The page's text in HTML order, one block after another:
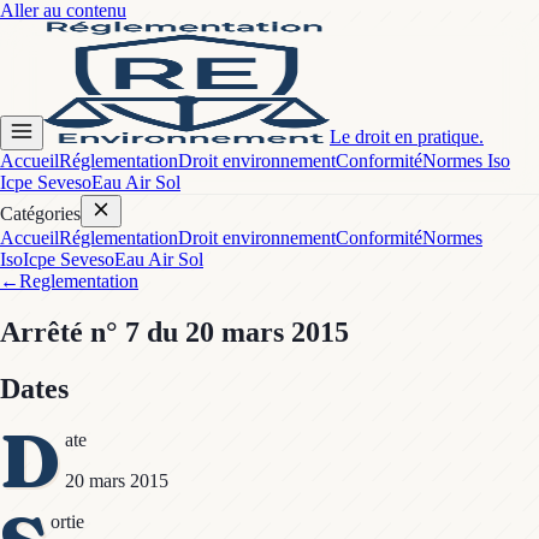
Aller au contenu
Le droit en pratique.
AccueilRéglementationDroit environnementConformitéNormes Iso
Icpe SevesoEau Air Sol
Catégories
AccueilRéglementationDroit environnementConformitéNormes
IsoIcpe SevesoEau Air Sol
←Reglementation
Arrêté n° 7 du 20 mars 2015
Dates
D ate
20 mars 2015
ortie